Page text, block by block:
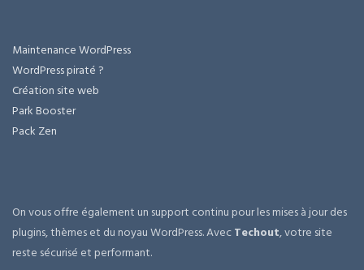
Maintenance WordPress
WordPress piraté ?
Création site web
Park Booster
Pack Zen
On vous offre également un support continu pour les mises à jour des
plugins, thèmes et du noyau WordPress. AvecTechout, votre site
reste sécurisé et performant.